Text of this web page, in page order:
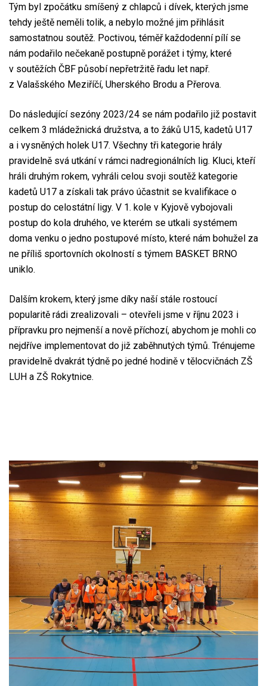
Tým byl zpočátku smíšený z chlapců i dívek, kterých jsme
tehdy ještě neměli tolik, a nebylo možné jim přihlásit
samostatnou soutěž. Poctivou, téměř každodenní pílí se
nám podařilo nečekaně postupně porážet i týmy, které
v soutěžích ČBF působí nepřetržitě řadu let např.
z Valašského Meziříčí, Uherského Brodu a Přerova.
Do následující sezóny 2023/24 se nám podařilo již postavit
celkem 3 mládežnická družstva, a to žáků U15, kadetů U17
a i vysněných holek U17. Všechny tři kategorie hrály
pravidelně svá utkání v rámci nadregionálních lig. Kluci, kteří
hráli druhým rokem, vyhráli celou svoji soutěž kategorie
kadetů U17 a získali tak právo účastnit se kvalifikace o
postup do celostátní ligy. V 1. kole v Kyjově vybojovali
postup do kola druhého, ve kterém se utkali systémem
doma venku o jedno postupové místo, které nám bohužel za
ne příliš sportovních okolností s týmem BASKET BRNO
uniklo.
Dalším krokem, který jsme díky naší stále rostoucí
popularitě rádi zrealizovali – otevřeli jsme v říjnu 2023 i
přípravku pro nejmenší a nově příchozí, abychom je mohli co
nejdříve implementovat do již zaběhnutých týmů. Trénujeme
pravidelně dvakrát týdně po jedné hodině v tělocvičnách ZŠ
LUH a ZŠ Rokytnice.